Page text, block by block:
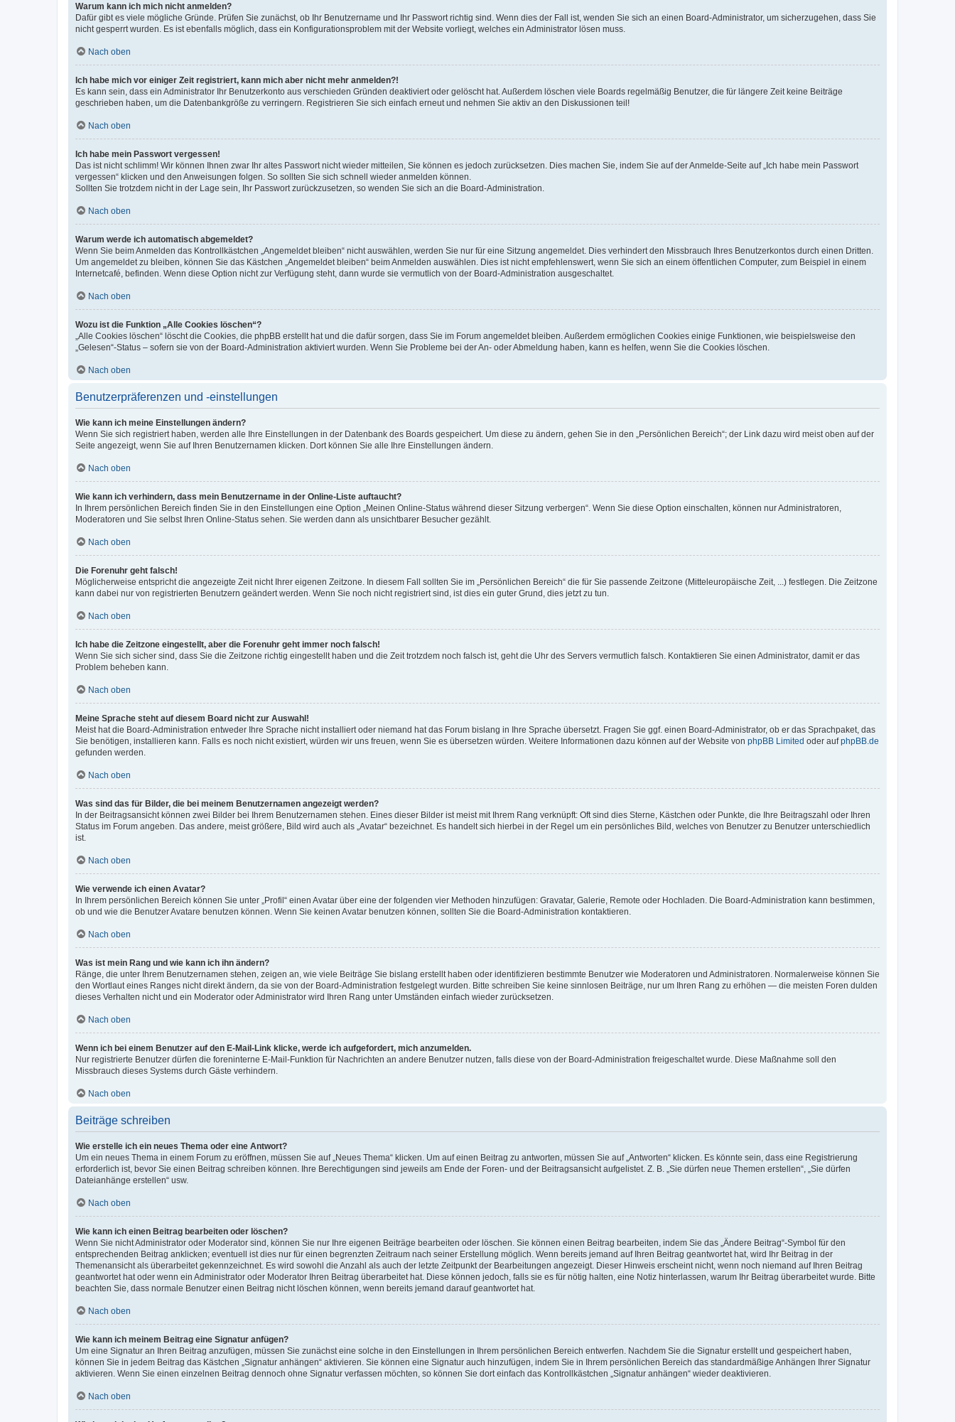
Warum kann ich mich nicht anmelden?
Dafür gibt es viele mögliche Gründe. Prüfen Sie zunächst, ob Ihr Benutzername und Ihr Passwort richtig sind. Wenn dies der Fall ist, wenden Sie sich an einen Board-Administrator, um sicherzugehen, dass Sie
nicht gesperrt wurden. Es ist ebenfalls möglich, dass ein Konfigurationsproblem mit der Website vorliegt, welches ein Administrator lösen muss.
Nach oben
Ich habe mich vor einiger Zeit registriert, kann mich aber nicht mehr anmelden?!
Es kann sein, dass ein Administrator Ihr Benutzerkonto aus verschieden Gründen deaktiviert oder gelöscht hat. Außerdem löschen viele Boards regelmäßig Benutzer, die für längere Zeit keine Beiträge
geschrieben haben, um die Datenbankgröße zu verringern. Registrieren Sie sich einfach erneut und nehmen Sie aktiv an den Diskussionen teil!
Nach oben
Ich habe mein Passwort vergessen!
Das ist nicht schlimm! Wir können Ihnen zwar Ihr altes Passwort nicht wieder mitteilen, Sie können es jedoch zurücksetzen. Dies machen Sie, indem Sie auf der Anmelde-Seite auf „Ich habe mein Passwort
vergessen“ klicken und den Anweisungen folgen. So sollten Sie sich schnell wieder anmelden können.
Sollten Sie trotzdem nicht in der Lage sein, Ihr Passwort zurückzusetzen, so wenden Sie sich an die Board-Administration.
Nach oben
Warum werde ich automatisch abgemeldet?
Wenn Sie beim Anmelden das Kontrollkästchen „Angemeldet bleiben“ nicht auswählen, werden Sie nur für eine Sitzung angemeldet. Dies verhindert den Missbrauch Ihres Benutzerkontos durch einen Dritten.
Um angemeldet zu bleiben, können Sie das Kästchen „Angemeldet bleiben“ beim Anmelden auswählen. Dies ist nicht empfehlenswert, wenn Sie sich an einem öffentlichen Computer, zum Beispiel in einem
Internetcafé, befinden. Wenn diese Option nicht zur Verfügung steht, dann wurde sie vermutlich von der Board-Administration ausgeschaltet.
Nach oben
Wozu ist die Funktion „Alle Cookies löschen“?
„Alle Cookies löschen“ löscht die Cookies, die phpBB erstellt hat und die dafür sorgen, dass Sie im Forum angemeldet bleiben. Außerdem ermöglichen Cookies einige Funktionen, wie beispielsweise den
„Gelesen“-Status – sofern sie von der Board-Administration aktiviert wurden. Wenn Sie Probleme bei der An- oder Abmeldung haben, kann es helfen, wenn Sie die Cookies löschen.
Nach oben
Benutzerpräferenzen und -einstellungen
Wie kann ich meine Einstellungen ändern?
Wenn Sie sich registriert haben, werden alle Ihre Einstellungen in der Datenbank des Boards gespeichert. Um diese zu ändern, gehen Sie in den „Persönlichen Bereich“; der Link dazu wird meist oben auf der
Seite angezeigt, wenn Sie auf Ihren Benutzernamen klicken. Dort können Sie alle Ihre Einstellungen ändern.
Nach oben
Wie kann ich verhindern, dass mein Benutzername in der Online-Liste auftaucht?
In Ihrem persönlichen Bereich finden Sie in den Einstellungen eine Option „Meinen Online-Status während dieser Sitzung verbergen“. Wenn Sie diese Option einschalten, können nur Administratoren,
Moderatoren und Sie selbst Ihren Online-Status sehen. Sie werden dann als unsichtbarer Besucher gezählt.
Nach oben
Die Forenuhr geht falsch!
Möglicherweise entspricht die angezeigte Zeit nicht Ihrer eigenen Zeitzone. In diesem Fall sollten Sie im „Persönlichen Bereich“ die für Sie passende Zeitzone (Mitteleuropäische Zeit, ...) festlegen. Die Zeitzone
kann dabei nur von registrierten Benutzern geändert werden. Wenn Sie noch nicht registriert sind, ist dies ein guter Grund, dies jetzt zu tun.
Nach oben
Ich habe die Zeitzone eingestellt, aber die Forenuhr geht immer noch falsch!
Wenn Sie sich sicher sind, dass Sie die Zeitzone richtig eingestellt haben und die Zeit trotzdem noch falsch ist, geht die Uhr des Servers vermutlich falsch. Kontaktieren Sie einen Administrator, damit er das
Problem beheben kann.
Nach oben
Meine Sprache steht auf diesem Board nicht zur Auswahl!
Meist hat die Board-Administration entweder Ihre Sprache nicht installiert oder niemand hat das Forum bislang in Ihre Sprache übersetzt. Fragen Sie ggf. einen Board-Administrator, ob er das Sprachpaket, das
Sie benötigen, installieren kann. Falls es noch nicht existiert, würden wir uns freuen, wenn Sie es übersetzen würden. Weitere Informationen dazu können auf der Website von phpBB Limited oder aufphpBB.de
gefunden werden.
Nach oben
Was sind das für Bilder, die bei meinem Benutzernamen angezeigt werden?
In der Beitragsansicht können zwei Bilder bei Ihrem Benutzernamen stehen. Eines dieser Bilder ist meist mit Ihrem Rang verknüpft: Oft sind dies Sterne, Kästchen oder Punkte, die Ihre Beitragszahl oder Ihren
Status im Forum angeben. Das andere, meist größere, Bild wird auch als „Avatar“ bezeichnet. Es handelt sich hierbei in der Regel um ein persönliches Bild, welches von Benutzer zu Benutzer unterschiedlich
ist.
Nach oben
Wie verwende ich einen Avatar?
In Ihrem persönlichen Bereich können Sie unter „Profil“ einen Avatar über eine der folgenden vier Methoden hinzufügen: Gravatar, Galerie, Remote oder Hochladen. Die Board-Administration kann bestimmen,
ob und wie die Benutzer Avatare benutzen können. Wenn Sie keinen Avatar benutzen können, sollten Sie die Board-Administration kontaktieren.
Nach oben
Was ist mein Rang und wie kann ich ihn ändern?
Ränge, die unter Ihrem Benutzernamen stehen, zeigen an, wie viele Beiträge Sie bislang erstellt haben oder identifizieren bestimmte Benutzer wie Moderatoren und Administratoren. Normalerweise können Sie
den Wortlaut eines Ranges nicht direkt ändern, da sie von der Board-Administration festgelegt wurden. Bitte schreiben Sie keine sinnlosen Beiträge, nur um Ihren Rang zu erhöhen — die meisten Foren dulden
dieses Verhalten nicht und ein Moderator oder Administrator wird Ihren Rang unter Umständen einfach wieder zurücksetzen.
Nach oben
Wenn ich bei einem Benutzer auf den E-Mail-Link klicke, werde ich aufgefordert, mich anzumelden.
Nur registrierte Benutzer dürfen die foreninterne E-Mail-Funktion für Nachrichten an andere Benutzer nutzen, falls diese von der Board-Administration freigeschaltet wurde. Diese Maßnahme soll den
Missbrauch dieses Systems durch Gäste verhindern.
Nach oben
Beiträge schreiben
Wie erstelle ich ein neues Thema oder eine Antwort?
Um ein neues Thema in einem Forum zu eröffnen, müssen Sie auf „Neues Thema“ klicken. Um auf einen Beitrag zu antworten, müssen Sie auf „Antworten“ klicken. Es könnte sein, dass eine Registrierung
erforderlich ist, bevor Sie einen Beitrag schreiben können. Ihre Berechtigungen sind jeweils am Ende der Foren- und der Beitragsansicht aufgelistet. Z. B. „Sie dürfen neue Themen erstellen“, „Sie dürfen
Dateianhänge erstellen“ usw.
Nach oben
Wie kann ich einen Beitrag bearbeiten oder löschen?
Wenn Sie nicht Administrator oder Moderator sind, können Sie nur Ihre eigenen Beiträge bearbeiten oder löschen. Sie können einen Beitrag bearbeiten, indem Sie das „Ändere Beitrag“-Symbol für den
entsprechenden Beitrag anklicken; eventuell ist dies nur für einen begrenzten Zeitraum nach seiner Erstellung möglich. Wenn bereits jemand auf Ihren Beitrag geantwortet hat, wird Ihr Beitrag in der
Themenansicht als überarbeitet gekennzeichnet. Es wird sowohl die Anzahl als auch der letzte Zeitpunkt der Bearbeitungen angezeigt. Dieser Hinweis erscheint nicht, wenn noch niemand auf Ihren Beitrag
geantwortet hat oder wenn ein Administrator oder Moderator Ihren Beitrag überarbeitet hat. Diese können jedoch, falls sie es für nötig halten, eine Notiz hinterlassen, warum Ihr Beitrag überarbeitet wurde. Bitte
beachten Sie, dass normale Benutzer einen Beitrag nicht löschen können, wenn bereits jemand darauf geantwortet hat.
Nach oben
Wie kann ich meinem Beitrag eine Signatur anfügen?
Um eine Signatur an Ihren Beitrag anzufügen, müssen Sie zunächst eine solche in den Einstellungen in Ihrem persönlichen Bereich entwerfen. Nachdem Sie die Signatur erstellt und gespeichert haben,
können Sie in jedem Beitrag das Kästchen „Signatur anhängen“ aktivieren. Sie können eine Signatur auch hinzufügen, indem Sie in Ihrem persönlichen Bereich das standardmäßige Anhängen Ihrer Signatur
aktivieren. Wenn Sie einen einzelnen Beitrag dennoch ohne Signatur verfassen möchten, so können Sie dort einfach das Kontrollkästchen „Signatur anhängen“ wieder deaktivieren.
Nach oben